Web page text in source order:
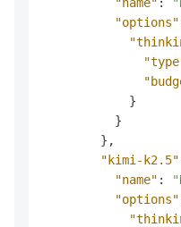
"options"
}
}
} ,
"kimi-k2.5"
"name" :
"options"